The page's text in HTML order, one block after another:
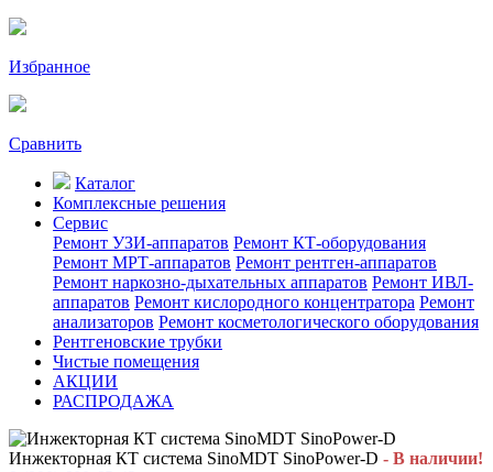
Избранное
Сравнить
Каталог
Комплексные решения
Сервис
Ремонт УЗИ-аппаратов Ремонт КТ-оборудования
Ремонт МРТ-аппаратов Ремонт рентген-аппаратов
Ремонт наркозно-дыхательных аппаратов Ремонт ИВЛ-
аппаратов Ремонт кислородного концентратора Ремонт
анализаторов Ремонт косметологического оборудования
Рентгеновские трубки
Чистые помещения
АКЦИИ
РАСПРОДАЖА
Инжекторная КТ система SinoMDT SinoPower-D - В наличии!